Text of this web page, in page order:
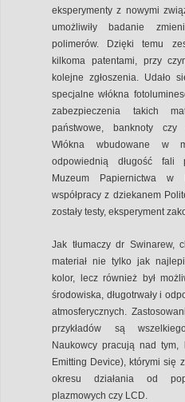
eksperymenty z nowymi
umożliwiły badanie
polimerów. Dzięki temu
kilkoma patentami, przy
kolejne zgłoszenia. Udało
specjalne włókna
zabezpieczenia takich
państwowe, banknoty czy
Włókna wbudowane w
odpowiednią długość fali
Muzeum Papiernictwa w
współpracy z dziekanem
zostały testy, eksperyment
Jak tłumaczy dr Swinarew,
materiał nie tylko jak
kolor, lecz również był
środowiska, długotrwały i
atmosferycznych.
przykładów są
Naukowcy pracują nad tym,
Emitting Device), którymi się
okresu działania od
plazmowych czy LCD.